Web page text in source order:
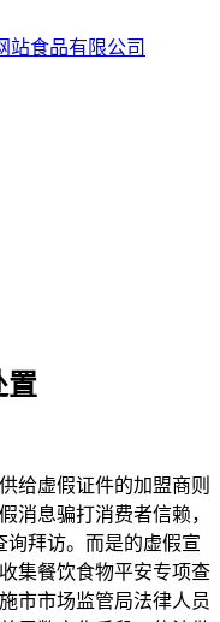
置
虚假证件的加盟商则
消息骗打消费者信赖，
拜访。而是的虚假宣
集餐饮食物平安专项查
市市场监管局法律人员